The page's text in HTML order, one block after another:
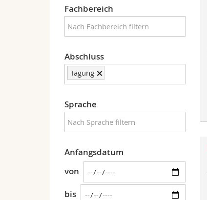
Fachbereich
Abschluss
Tagung
Sprache
Anfangsdatum
von
bis